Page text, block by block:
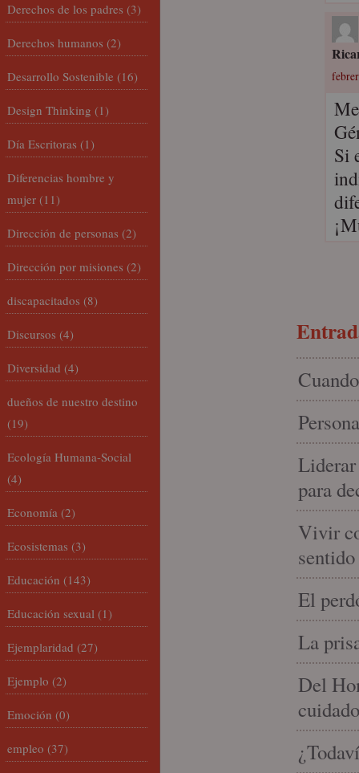
Si
para
Vivir
El
La
Del
cuidado
Derechos de los padres (3)
Derechos humanos (2)
Desarrollo Sostenible (16)
Design Thinking (1)
Día Escritoras (1)
Diferencias hombre y
mujer (11)
Dirección de personas (2)
Dirección por misiones (2)
discapacitados (8)
Discursos (4)
Diversidad (4)
dueños de nuestro destino
(19)
Ecología Humana-Social
(4)
Economía (2)
Ecosistemas (3)
Educación (143)
Educación sexual (1)
Ejemplaridad (27)
Ejemplo (2)
Emoción (0)
empleo (37)